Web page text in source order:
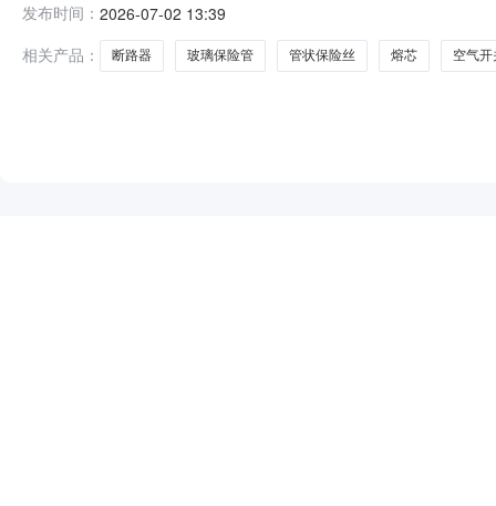
物料名称采购数量计量单位税率交付时间交货地点采购
发布时间： 2026-07-02 13:39
相关产品：
断路器 玻璃保险管 管状保险丝 熔芯 空气开